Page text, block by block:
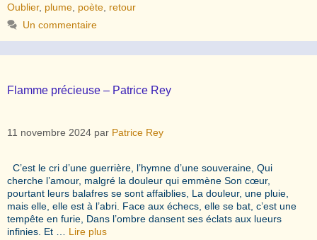
Oublier, plume poète retour
Un commentaire
Flamme précieuse – Patrice Rey
11 novembre 2024 par Patrice Rey
C’est le cri d’une guerrière, l’hymne d’une souveraine, Qui
cherche l’amour, malgré la douleur qui emmène Son cœur,
pourtant leurs balafres se sont affaiblies, La douleur, une pluie,
mais elle, elle est à l’abri. Face aux échecs, elle se bat, c’est une
tempête en furie, Dans l’ombre dansent ses éclats aux lueurs
infinies. Et … Lire plus